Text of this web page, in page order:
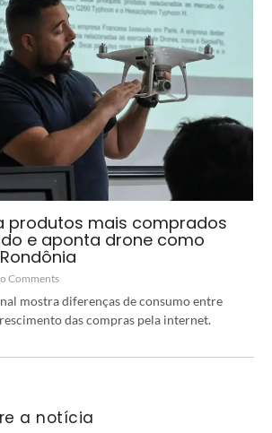
produtos mais comprados
e aponta drone como
Comments
mostra diferenças de consumo entre
das compras pela internet.
a notícia